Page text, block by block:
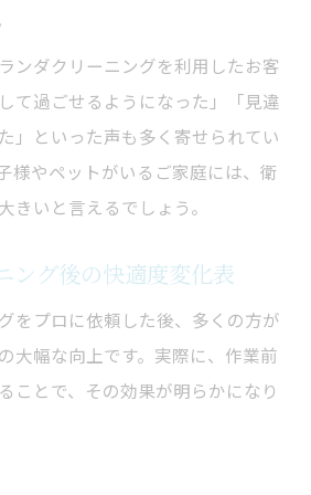
ンダクリーニングを利用したお客
て過ごせるようになった」「見違
」といった声も多く寄せられてい
様やペットがいるご家庭には、衛
きいと言えるでしょう。
ング後の快適度変化表
をプロに依頼した後、多くの方が
大幅な向上です。実際に、作業前
ことで、その効果が明らかになり